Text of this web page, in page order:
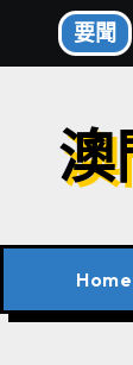
要聞
澳
Home